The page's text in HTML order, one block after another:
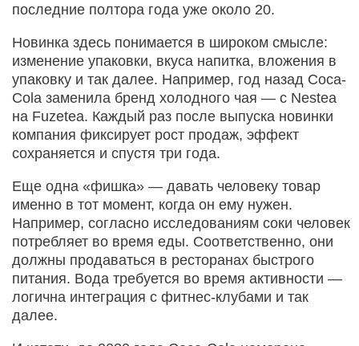
последние полтора года уже около 20.
Новинка здесь понимается в широком смысле:
изменение упаковки, вкуса напитка, вложения в
упаковку и так далее. Например, год назад Coca-
Cola заменила бренд холодного чая — с Nestea
на Fuzetea. Каждый раз после выпуска новинки
компания фиксирует рост продаж, эффект
сохраняется и спустя три года.
Еще одна «фишка» — давать человеку товар
именно в тот момент, когда он ему нужен.
Например, согласно исследованиям соки человек
потребляет во время еды. Соответственно, они
должны продаваться в ресторанах быстрого
питания. Вода требуется во время активности —
логична интеграция с фитнес-клубами и так
далее.